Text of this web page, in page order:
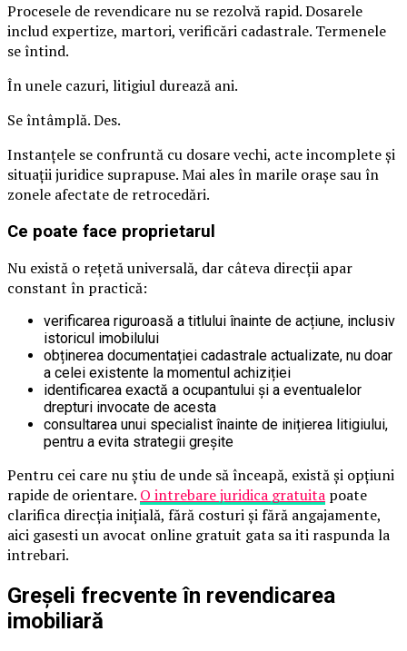
Procesele de revendicare nu se rezolvă rapid. Dosarele
includ expertize, martori, verificări cadastrale. Termenele
se întind.
În unele cazuri, litigiul durează ani.
Se întâmplă. Des.
Instanțele se confruntă cu dosare vechi, acte incomplete și
situații juridice suprapuse. Mai ales în marile orașe sau în
zonele afectate de retrocedări.
Ce poate face proprietarul
Nu există o rețetă universală, dar câteva direcții apar
constant în practică:
verificarea riguroasă a titlului înainte de acțiune, inclusiv
istoricul imobilului
obținerea documentației cadastrale actualizate, nu doar
a celei existente la momentul achiziției
identificarea exactă a ocupantului și a eventualelor
drepturi invocate de acesta
consultarea unui specialist înainte de inițierea litigiului,
pentru a evita strategii greșite
Pentru cei care nu știu de unde să înceapă, există și opțiuni
rapide de orientare. O intrebare juridica gratuita poate
clarifica direcția inițială, fără costuri și fără angajamente,
aici gasesti un avocat online gratuit gata sa iti raspunda la
intrebari.
Greșeli frecvente în revendicarea
imobiliară